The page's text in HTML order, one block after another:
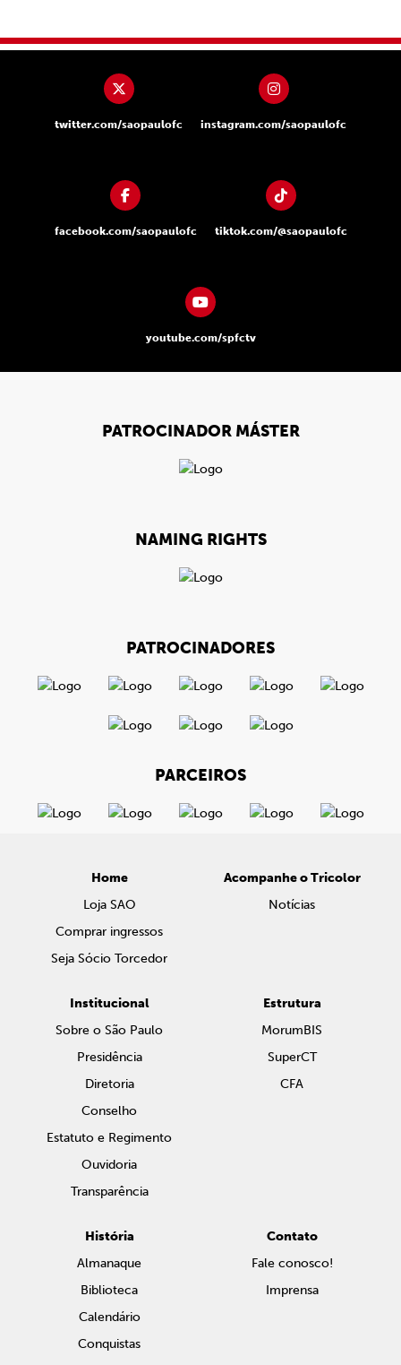
twitter.com/saopaulofc instagram.com/saopaulofc
facebook.com/saopaulofc tiktok.com/@saopaulofc
youtube.com/spfctv
PATROCINADOR MÁSTER
NAMING RIGHTS
PATROCINADORES
PARCEIROS
Home
Loja SAO
Comprar ingressos
Seja Sócio Torcedor
Acompanhe o Tricolor
Notícias
Institucional
Sobre o São Paulo
Presidência
Diretoria
Conselho
Estatuto e Regimento
Ouvidoria
Transparência
Estrutura
MorumBIS
SuperCT
CFA
História
Almanaque
Biblioteca
Calendário
Conquistas
Contato
Fale conosco!
Imprensa